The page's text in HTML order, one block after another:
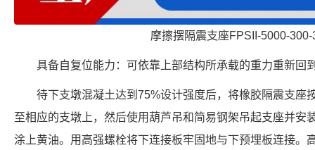
摩擦摆隔震支座FPSII-5000-300-
具备自复位能力：可依靠上部结构所承载的重力重新回
待下支墩混凝土达到75%设计强度后，将橡胶隔震支座
至相应的支墩上，然后使用葫芦吊和简易钢架吊起支座并安
涂上黄油。用高强螺栓将下连接板牢固地与下预埋板连接。